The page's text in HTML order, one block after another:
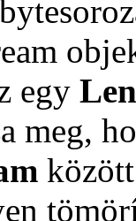
egy
meg,